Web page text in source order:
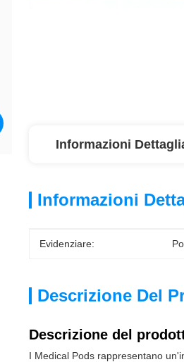
Informazioni
Informazioni
Evidenziare:
Descrizione Del
Descrizione del
I Medical Pods rappresentano